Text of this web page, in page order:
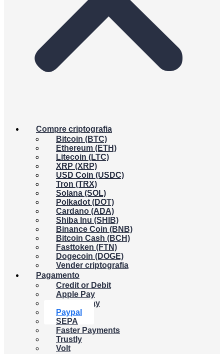
Compre criptografia
Bitcoin (BTC)
Ethereum (ETH)
Litecoin (LTC)
XRP (XRP)
USD Coin (USDC)
Tron (TRX)
Solana (SOL)
Polkadot (DOT)
Cardano (ADA)
Shiba Inu (SHIB)
Binance Coin (BNB)
Bitcoin Cash (BCH)
Fasttoken (FTN)
Dogecoin (DOGE)
Vender criptografia
Pagamento
Credit or Debit
Apple Pay
Google Pay
Paypal
SEPA
Faster Payments
Trustly
Volt